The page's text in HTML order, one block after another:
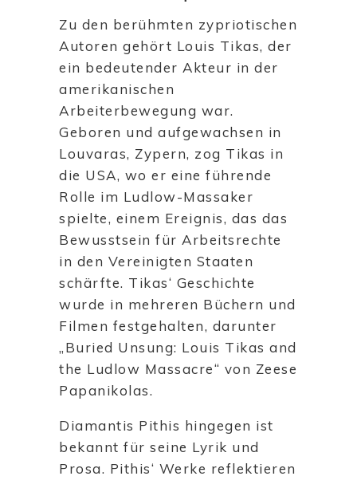
Zu den berühmten zypriotischen
Autoren gehört Louis Tikas, der
ein bedeutender Akteur in der
amerikanischen
Arbeiterbewegung war.
Geboren und aufgewachsen in
Louvaras, Zypern, zog Tikas in
die USA, wo er eine führende
Rolle im Ludlow-Massaker
spielte, einem Ereignis, das das
Bewusstsein für Arbeitsrechte
in den Vereinigten Staaten
schärfte. Tikas‘ Geschichte
wurde in mehreren Büchern und
Filmen festgehalten, darunter
„Buried Unsung: Louis Tikas and
the Ludlow Massacre“ von Zeese
Papanikolas.
Diamantis Pithis hingegen ist
bekannt für seine Lyrik und
Prosa. Pithis‘ Werke reflektieren